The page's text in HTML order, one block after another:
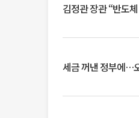
김정관 장관 “반도
세금 꺼낸 정부에…